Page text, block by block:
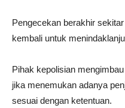
Pengecekan berakhir
kembali untuk
Pihak kepolisian
jika menemukan adanya
sesuai dengan ketentuan.